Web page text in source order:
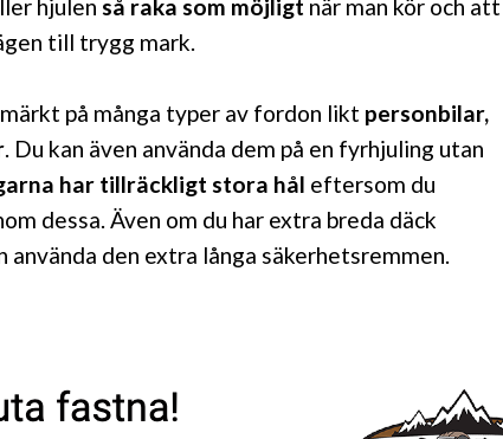
hjulen så raka som möjligt när man kör och att
till trygg mark.
på många typer av fordon likt personbilar,
. Du kan även använda dem på en fyrhjuling utan
har tillräckligt stora hål eftersom du
dessa. Även om du har extra breda däck
använda den extra långa säkerhetsremmen.